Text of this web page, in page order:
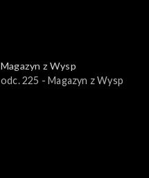
Magazyn z Wysp
odc. 225 - Magazyn z Wysp